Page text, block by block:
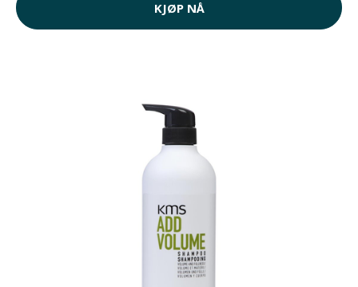
KJØP NÅ